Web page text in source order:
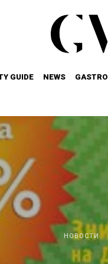
GUIDE NEWS GASTRO
НОВОСТИ